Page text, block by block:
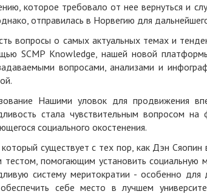
которое требовало от нее вернуться и
отправилась в Норвегию для
вопросы о самых актуальных темах и
SCMP Knowledge, нашей новой
вопросами, анализами и
Нашими уловок для продвижения
стала чувствительным вопросом
социального окостенения.
который существует с тех пор, как Дэн
помогающим установить социальную
систему меритократии - особенно
себе место в лучшем